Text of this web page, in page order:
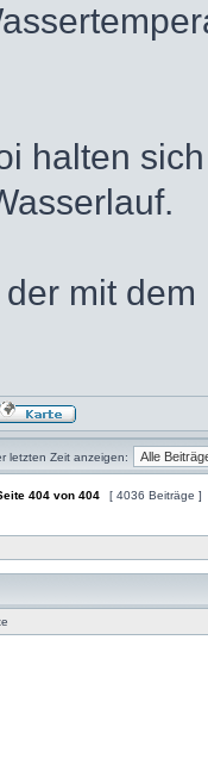
halten
mit dem
letzten Zeit anzeigen:
404 von 404 [ 4036 Beiträge ]